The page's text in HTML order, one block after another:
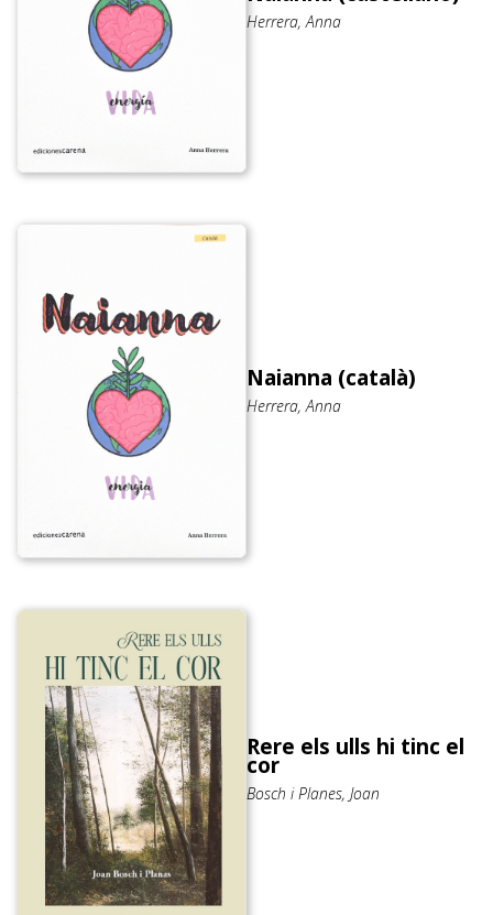
Herrera, Anna
Naianna (català)
Herrera, Anna
Rere els ulls hi tinc el
cor
Bosch i Planes, Joan